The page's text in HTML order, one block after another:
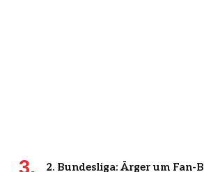
2. Bundesliga: Ärger um Fan-